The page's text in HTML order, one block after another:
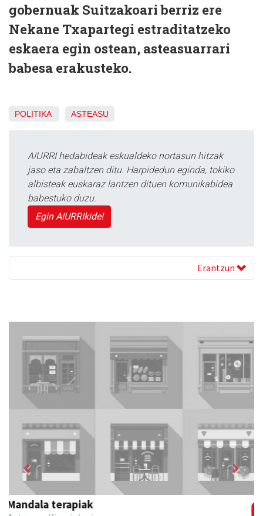
gobernuak Suitzakoari berriz ere
Nekane Txapartegi estraditatzeko
eskaera egin ostean, asteasuarrari
babesa erakusteko.
POLITIKA ASTEASU
AIURRI hedabideak eskualdeko nortasun hitzak
jaso eta zabaltzen ditu. Harpidedun eginda, tokiko
albisteak euskaraz lantzen dituen komunikabidea
babestuko duzu.
Egin AIURRIkide!
Erantzun
Izurtzu erretegia
Asteasu - Erretegia
Previous Next